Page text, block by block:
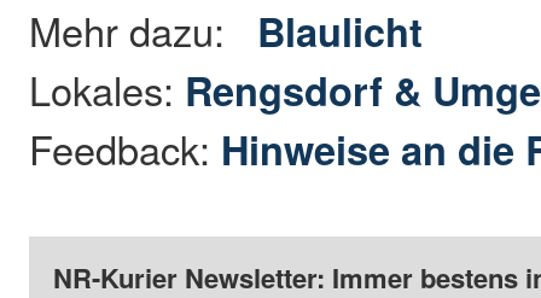
Mehr dazu: Blaulicht
Lokales: Rengsdorf &
Feedback: Hinweise an die
NR-Kurier Newsletter: Immer bestens